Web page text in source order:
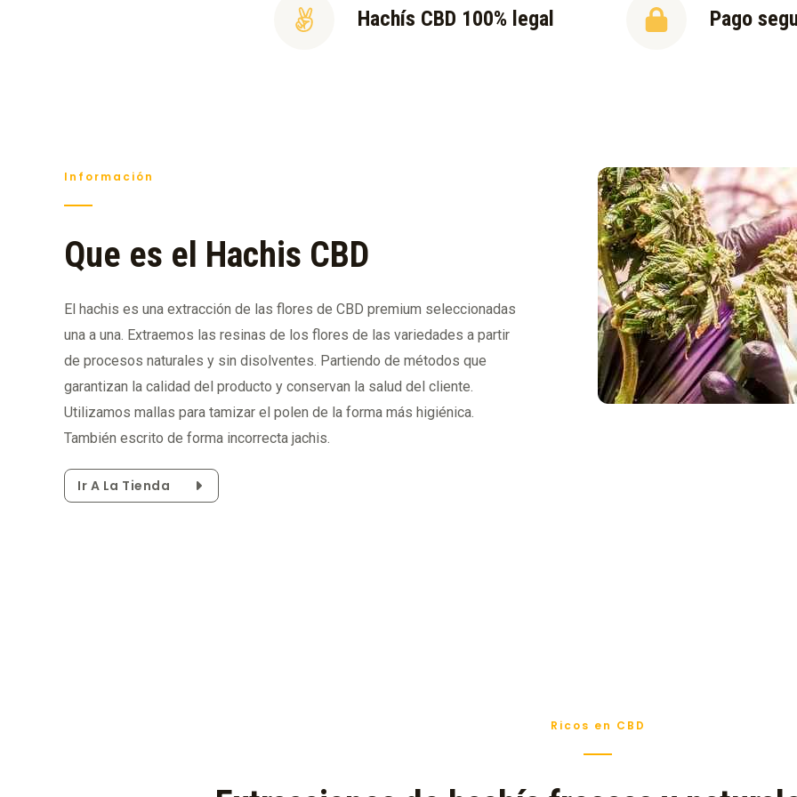
Hachís CBD 100% legal Pago
Información
Que es el Hachis CBD
El hachis es una extracción de las flores de CBD premium seleccionadas
una a una. Extraemos las resinas de los flores de las variedades a partir
de procesos naturales y sin disolventes. Partiendo de métodos que
garantizan la calidad del producto y conservan la salud del cliente.
Utilizamos mallas para tamizar el polen de la forma más higiénica.
También escrito de forma incorrecta jachis.
Ir A La Tienda
Ricos en CBD